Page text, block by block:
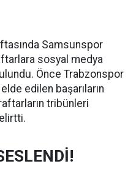
Samsunspor
sosyal medya
Önce Trabzonspor
edilen başarıların
tribünleri